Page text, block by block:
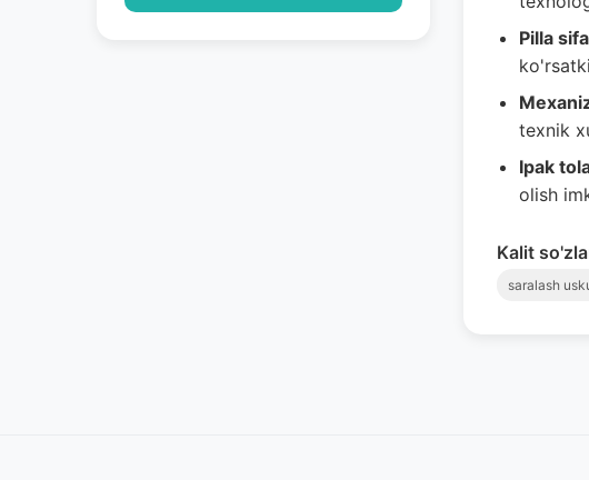
Pilla
texnik
Ipak
olish
Kalit
saralash